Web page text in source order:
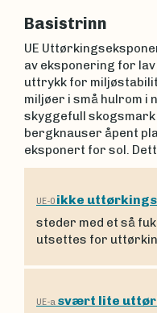
Basistrinn
UE
av eksponering for
uttrykk for
miljøer i små hulrom i
skyggefull skogsmark
bergknauser åpent
eksponert for sol.
UE-0 ikke
steder med et så
utsettes for
UE-a svært lite